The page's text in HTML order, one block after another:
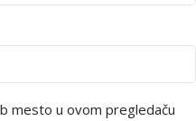
mesto u ovom pregledaču